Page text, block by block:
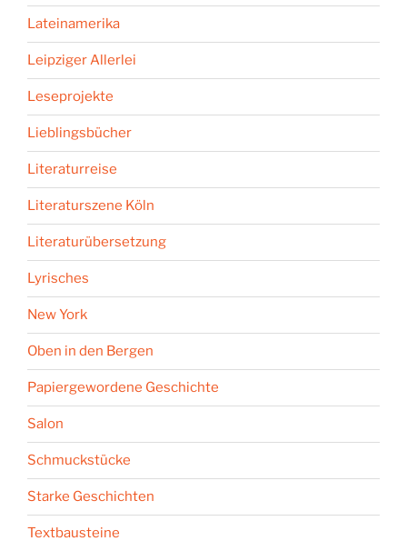
Lateinamerika
Leipziger Allerlei
Leseprojekte
Lieblingsbücher
Literaturreise
Literaturszene Köln
Literaturübersetzung
Lyrisches
New York
Oben in den Bergen
Papiergewordene Geschichte
Salon
Schmuckstücke
Starke Geschichten
Textbausteine